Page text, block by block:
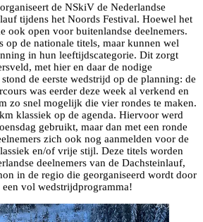
organiseert de NSkiV de Nederlandse
tijdens het Noords Festival. Hoewel het
ook open voor buitenlandse deelnemers.
op de nationale titels, maar kunnen wel
in hun leeftijdscategorie. Dit zorgt
met hier en daar de nodige
de eerste wedstrijd op de planning: de
was eerder deze week al verkend en
zo snel mogelijk die vier rondes te maken.
klassiek op de agenda. Hiervoor werd
gebruikt, maar dan met een ronde
zich ook nog aanmelden voor de
en/of vrije stijl. Deze titels worden
deelnemers van de Dachsteinlauf,
in de regio die georganiseerd wordt door
vol wedstrijdprogramma!